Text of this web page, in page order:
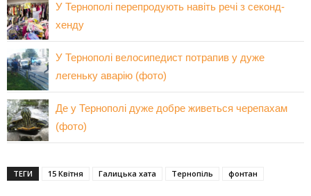
У Тернополі перепродують навіть речі з секонд-
хенду
У Тернополі велосипедист потрапив у дуже
легеньку аварію (фото)
Де у Тернополі дуже добре живеться черепахам
(фото)
ТЕГИ 15 Квітня Галицька хата Тернопіль фонтан